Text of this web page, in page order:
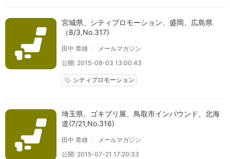
宮城県、シティプロモーション、盛岡、広島県
（8/3,No.317)
田中 章雄
メールマガジン
公開: 2015-08-03 13:00:43
local_offer シティプロモーション
埼玉県、ゴキブリ展、鳥取市インバウンド、北海
道(7/21,No.316)
田中 章雄
メールマガジン
公開: 2015-07-21 17:20:33